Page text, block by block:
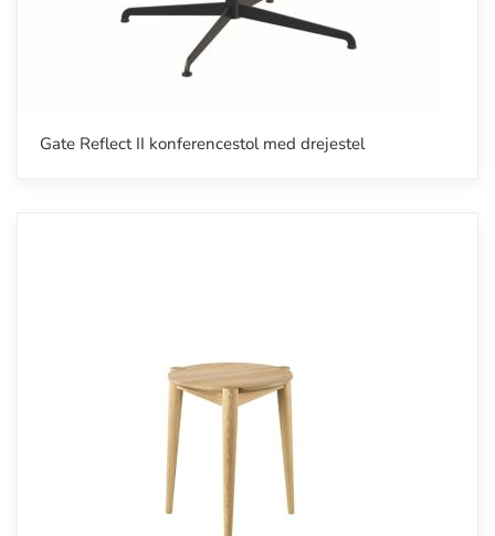
Gate Reflect II konferencestol med drejestel